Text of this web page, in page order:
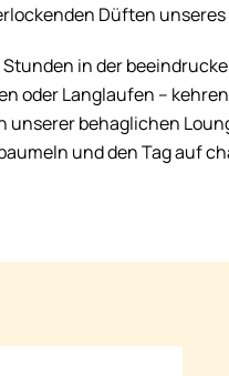
Düften
in der
oder Langlaufen –
unserer behaglichen
und den Tag auf